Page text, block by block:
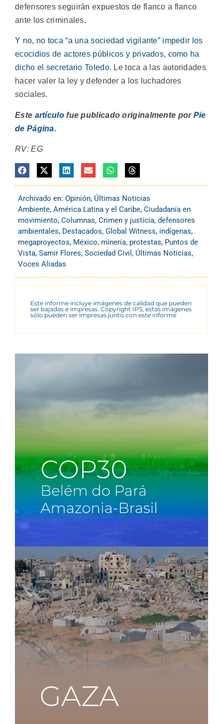
defensores seguirán expuestos de flanco a flanco
ante los criminales.
Y no, no toca “a una sociedad vigilante” impedir los
ecocidios de actores públicos y privados, como ha
dicho el secretario Toledo. Le toca a las autoridades
hacer valer la ley y defender a los luchadores
sociales.
Este artículofue publicado originalmente por Pie
de Página.
RV: EG
Archivado en: Opinión, Últimas Noticias
Ambiente, América Latina y el Caribe, Ciudadanía en
movimiento, Columnas, Crimen y justicia, defensores
ambientales, Destacados, Global Witness, indígenas,
megaproyectos, México, minería, protestas, Puntos de
Vista, Samir Flores, Sociedad Civil , Últimas Noticias,
Voces Aliadas
Este informe incluye imágenes de calidad que pueden
ser bajadas e impresas. Copyright IPS, estas imágenes
sólo pueden ser impresas junto con este informe